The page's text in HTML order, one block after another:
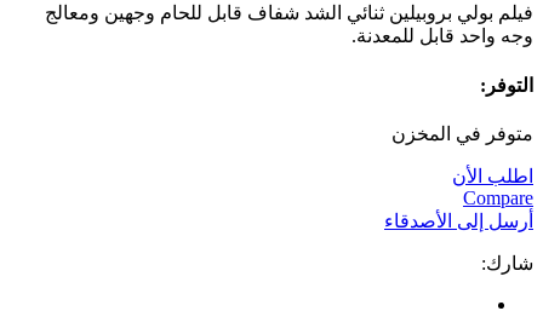
فيلم بولي بروبيلين ثنائي الشد شفاف قابل للحام وجهين ومعالج
وجه واحد قابل للمعدنة.
التوفر:
متوفر في المخزن
اطلب الأن
Compare
أرسل إلى الأصدقاء
شارك: